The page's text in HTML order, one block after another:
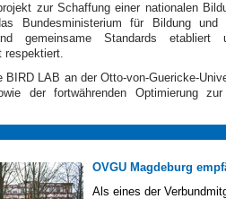
zur Schaffung einer nationalen
Bundesministerium für Bildung und
gemeinsame Standards
respektiert.
BIRD LAB an der Otto-von-Guericke-
der fortwährenden Optimierung
OVGU Magdeburg
Als eines der